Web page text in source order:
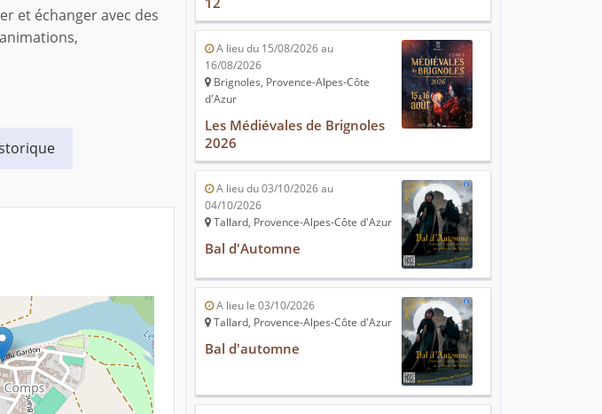
et échanger avec des
A lieu du 15/08/2026 au
16/08/2026
Brignoles, Provence-Alpes-Côte
d'Azur
Les Médiévales de Brignoles
2026
A lieu du 03/10/2026 au
04/10/2026
Tallard, Provence-Alpes-Côte d'Azur
Bal d'Automne
A lieu le 03/10/2026
Tallard, Provence-Alpes-Côte d'Azur
Bal d'automne